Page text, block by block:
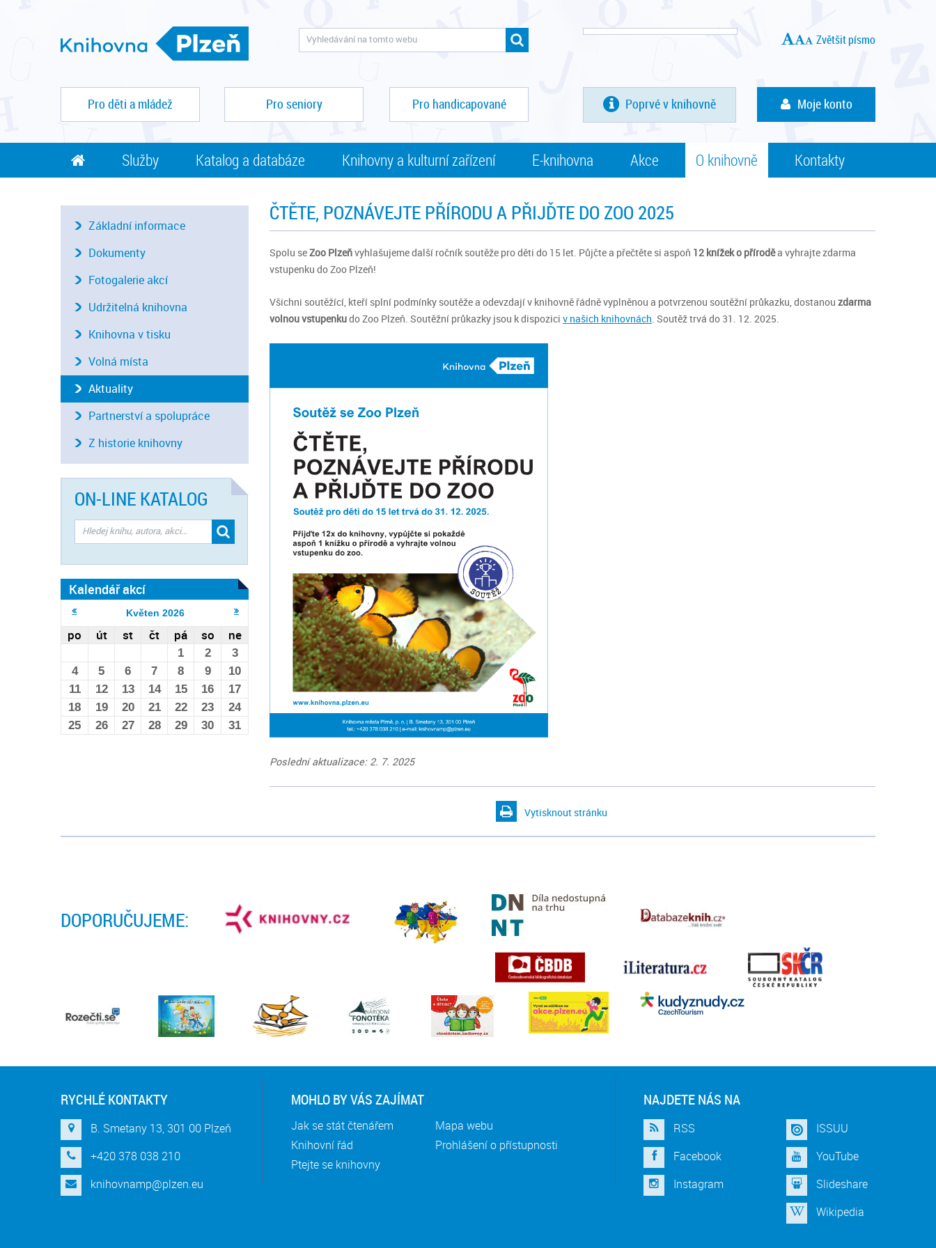
Zvětšit písmo
Pro děti a mládež Pro seniory Pro handicapované Poprvé v knihovně Moje konto
Služby Katalog a databáze Knihovny a kulturní zařízení E-knihovna Akce O knihovně Kontakty
ČTĚTE, POZNÁVEJTE PŘÍRODU A PŘIJĎTE DO ZOO 2025
Spolu seZoo Plzeňvyhlašujeme další ročník soutěže pro děti do 15 let. Půjčte a přečtěte si aspoň 12 knížek o příroděa vyhrajte zdarma
vstupenku do Zoo Plzeň!
Všichni soutěžící, kteří splní podmínky soutěže a odevzdají v knihovně řádně vyplněnou a potvrzenou soutěžní průkazku, dostanou zdarma
volnou vstupenkudo Zoo Plzeň. Soutěžní průkazky jsou k dispozici v našich knihovnách. Soutěž trvá do 31. 12. 2025.
Poslední aktualizace: 2. 7. 2025
Vytisknout stránku
Základní informace
Dokumenty
Fotogalerie akcí
Udržitelná knihovna
Knihovna v tisku
Volná místa
Aktuality
Partnerství a spolupráce
Z historie knihovny
ON-LINE KATALOG
Kalendář akcí
Květen 2026
po út st čt pá so ne
1 2
3
4
5 6 7 8 9
10
11
12 13 14 15 16
17
18
19 20 21 22 23
24
25
26 27 28 29 30 31
DOPORUČUJEME:
RYCHLÉ KONTAKTY
B. Smetany 13, 301 00 Plzeň
+420 378 038 210
knihovnamp@plzen.eu
MOHLO BY VÁS ZAJÍMAT
Jak se stát čtenářem
Knihovní řád
Ptejte se knihovny
Mapa webu
Prohlášení o přístupnosti
NAJDETE NÁS NA
RSS
Facebook
Instagram
ISSUU
YouTube
Slideshare
Wikipedia